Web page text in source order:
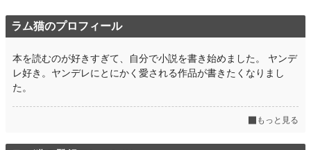
ラム猫のプロフィール
本を読むのが好きすぎて、自分で小説を書き始めました。 ヤンデ
レ好き。ヤンデレにとにかく愛される作品が書きたくなりまし
た。
もっと見る